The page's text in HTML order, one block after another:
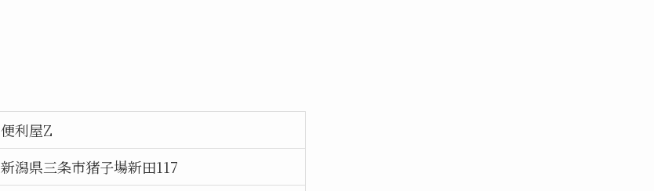
便利屋Z
新潟県三条市猪子場新田117